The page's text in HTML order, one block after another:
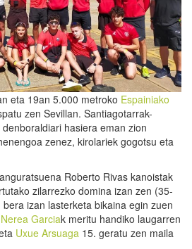
eta 19an 5.000 metroko Espainiako
zen Sevillan. Santiagotarrak-
denboraldiari hasiera eman zion
zenez, kirolariek gogotsu eta
Roberto Rivas kanoistak
zilarrezko domina izan zen (35-
izan lasterketa bikaina egin zuen
Nerea Garciak meritu handiko laugarren
Uxue Arsuaga 15. geratu zen maila